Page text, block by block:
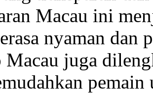
Macau ini
nyaman dan
Macau juga